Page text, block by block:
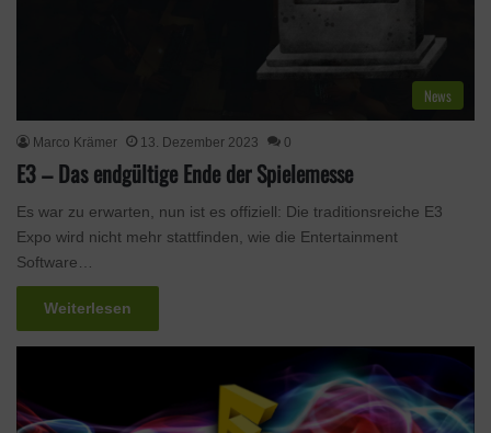
News
Marco Krämer 13. Dezember 2023 0
E3 – Das endgültige Ende der Spielemesse
Es war zu erwarten, nun ist es offiziell: Die traditionsreiche E3
Expo wird nicht mehr stattfinden, wie die Entertainment
Software…
Weiterlesen